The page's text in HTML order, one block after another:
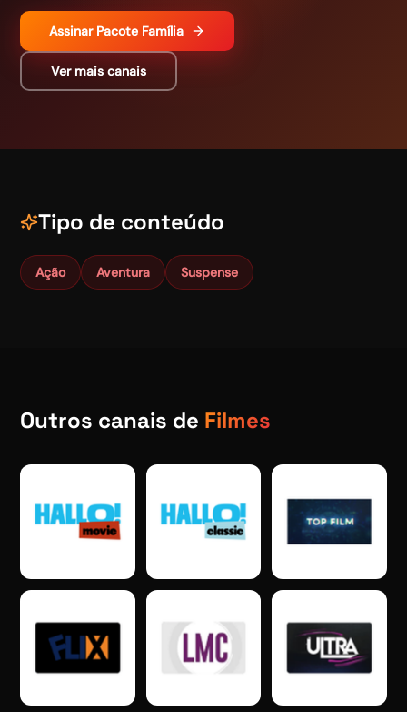
Assinar Pacote Família
Ver mais canais
Tipo de conteúdo
Ação Aventura Suspense
Outros canais de Filmes